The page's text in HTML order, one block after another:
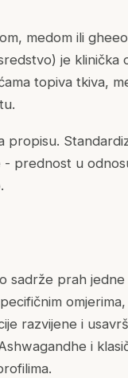
medom ili
je klinička
topiva tkiva,
prednost u
sadrže prah jedne
razvijene i
i